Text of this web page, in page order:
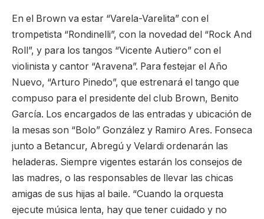
En el Brown va estar “Varela-Varelita” con el
trompetista “Rondinelli”, con la novedad del “Rock And
Roll”, y para los tangos “Vicente Autiero” con el
violinista y cantor “Aravena”. Para festejar el Año
Nuevo, “Arturo Pinedo”, que estrenará el tango que
compuso para el presidente del club Brown, Benito
García. Los encargados de las entradas y ubicación de
la mesas son “Bolo” González y Ramiro Ares. Fonseca
junto a Betancur, Abregú y Velardi ordenarán las
heladeras. Siempre vigentes estarán los consejos de
las madres, o las responsables de llevar las chicas
amigas de sus hijas al baile. “Cuando la orquesta
ejecute música lenta, hay que tener cuidado y no